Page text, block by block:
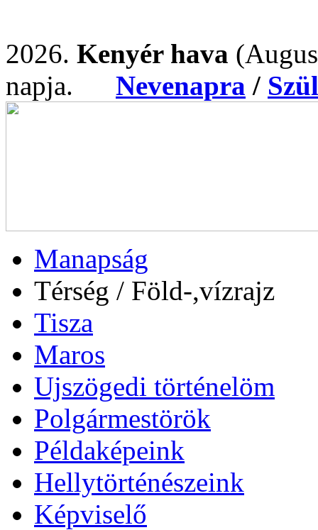
2026. Kenyér hava
napja. Nevenapra /
Manapság
Térség / Föld-,vízrajz
Tisza
Maros
Ujszögedi történelöm
Polgármestörök
Példaképeink
Hellytörténészeink
Képviselő